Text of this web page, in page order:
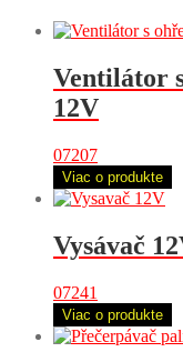
Ventilátor
12V
07207
Viac o produkte
Vysávač
07241
Viac o produkte